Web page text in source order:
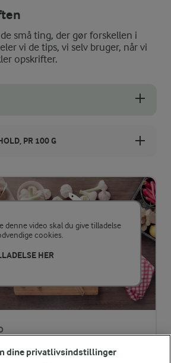
små ting, der gør forskellen i
vi de tips, vi selv bruger, når vi
opskrifter.
PR 100 G
G
denne video skal du give tilladelse
cookies.
HER
dine privatlivsindstillinger